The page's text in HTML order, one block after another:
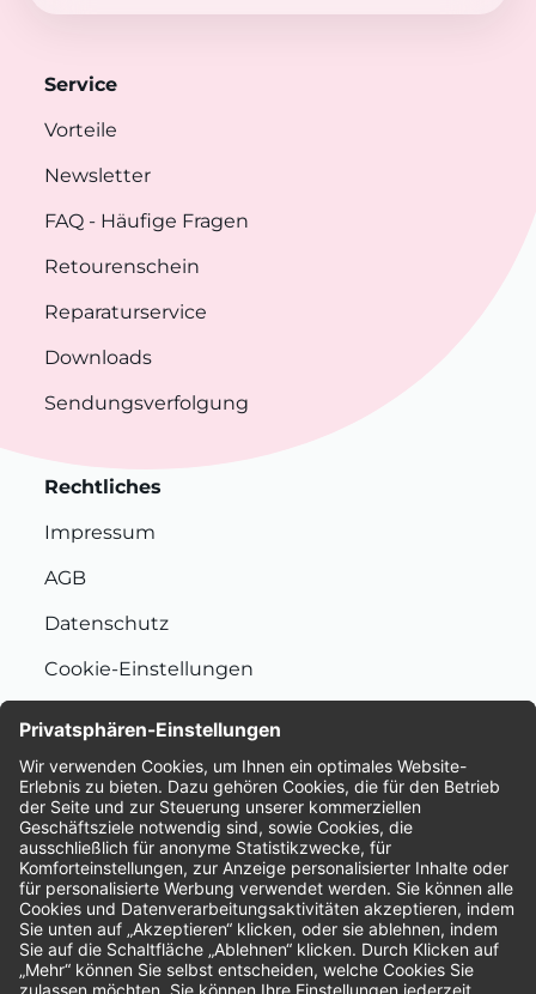
Service
Vorteile
Newsletter
FAQ - Häufige Fragen
Retourenschein
Reparaturservice
Downloads
Sendungsverfolgung
Rechtliches
Impressum
AGB
Datenschutz
Cookie-Einstellungen
Bewertungen